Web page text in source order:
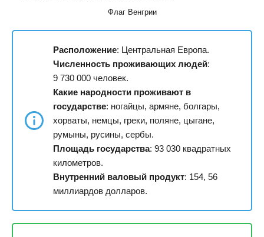
Флаг Венгрии
Расположение: Центральная Европа.
Численность проживающих людей:
9 730 000 человек.
Какие народности проживают в
государстве: ногайцы, армяне, болгары,
хорваты, немцы, греки, поляне, цыгане,
румыны, русины, сербы.
Площадь государства: 93 030 квадратных
километров.
Внутренний валовый продукт: 154, 56
миллиардов долларов.